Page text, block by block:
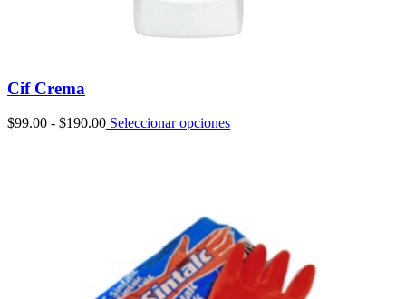
Cif Crema
$99.00 - $190.00Rango
Seleccionar opciones